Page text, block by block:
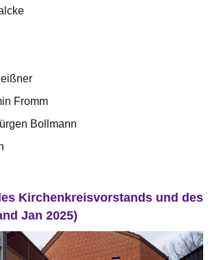
Fromm
Bollmann
Kirchenkreisvorstands und des
Jan 2025)